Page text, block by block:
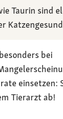
Taurin sind
bei
einsetzen:
Tierarzt ab!